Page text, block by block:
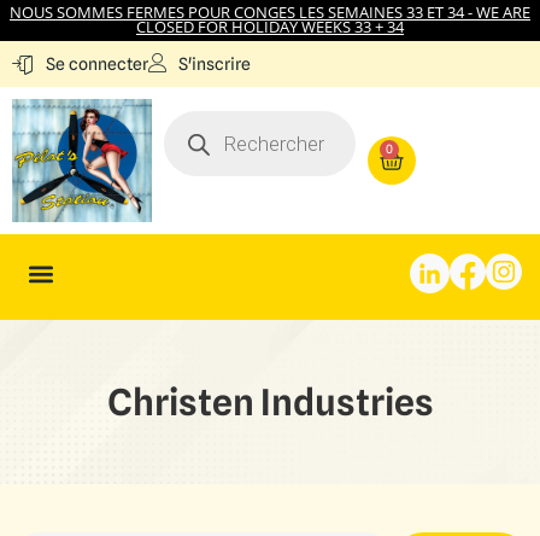
NOUS SOMMES FERMES POUR CONGES LES SEMAINES 33 ET 34 - WE ARE
CLOSED FOR HOLIDAY WEEKS 33 + 34
Se connecter S'inscrire
0
Christen Industries